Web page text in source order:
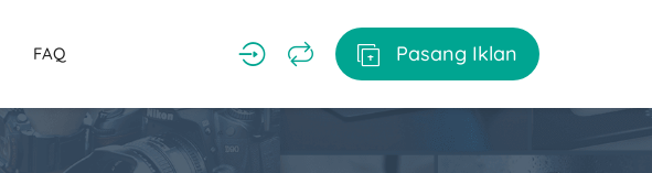
FAQ Pasang Iklan